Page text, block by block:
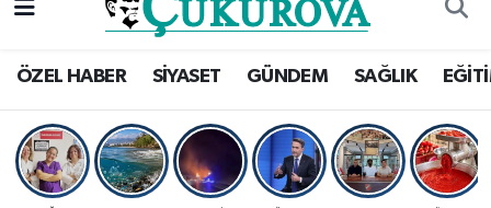
ÖZEL HABER SİYASET GÜNDEM SAĞLIK
Mersin Hava Durumu
Mersin Namaz Vakitleri
Mersin Trafik Yoğunluk Haritası
Süper Lig Puan Durumu ve Fikstür